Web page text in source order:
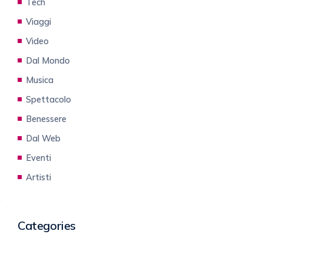
Viaggi
Video
Dal Mondo
Musica
Spettacolo
Benessere
Dal Web
Eventi
Artisti
Categories